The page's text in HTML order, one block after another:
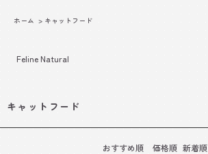
ホーム > キャットフード
Feline Natural
キャットフード
おすすめ順 価格順 新着順